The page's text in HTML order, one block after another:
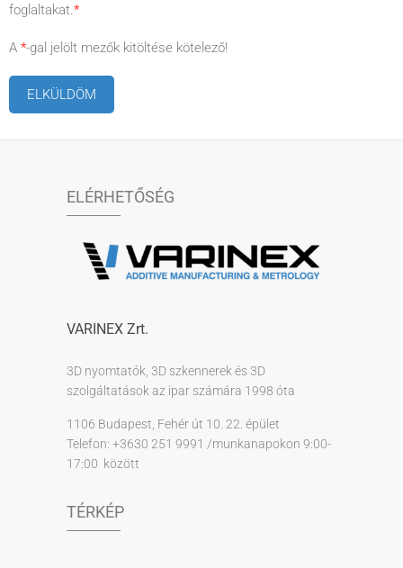
foglaltakat.*
A *-gal jelölt mezők kitöltése kötelező!
ELÉRHETŐSÉG
VARINEX Zrt.
3D nyomtatók, 3D szkennerek és 3D
szolgáltatások az ipar számára 1998 óta
1106 Budapest, Fehér út 10. 22. épület
Telefon: +3630 251 9991 /munkanapokon 9:00-
17:00 között
TÉRKÉP